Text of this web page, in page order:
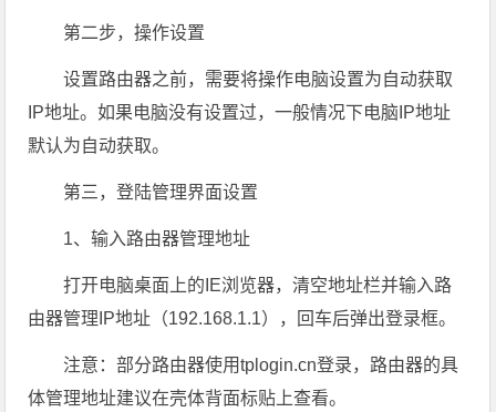
第二步，操作设置
设置路由器之前，需要将操作电脑设置为自动获取
IP地址。如果电脑没有设置过，一般情况下电脑IP地址
默认为自动获取。
第三，登陆管理界面设置
1、输入路由器管理地址
打开电脑桌面上的IE浏览器，清空地址栏并输入路
由器管理IP地址（192.168.1.1），回车后弹出登录框。
注意：部分路由器使用tplogin.cn登录，路由器的具
体管理地址建议在壳体背面标贴上查看。